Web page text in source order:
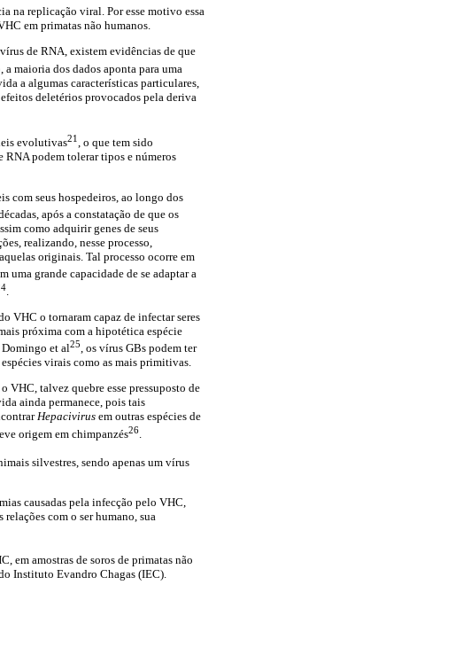
na replicação viral. Por esse motivo essa
em primatas não humanos.
de RNA, existem evidências de que
a maioria dos dados aponta para uma
a algumas características particulares,
deletérios provocados pela deriva
evolutivas21, o que tem sido
podem tolerar tipos e números
com seus hospedeiros, ao longo dos
após a constatação de que os
como adquirir genes de seus
realizando, nesse processo,
originais. Tal processo ocorre em
uma grande capacidade de se adaptar a
VHC o tornaram capaz de infectar seres
próxima com a hipotética espécie
Domingo et al25, os vírus GBs podem ter
virais como as mais primitivas.
VHC, talvez quebre esse pressuposto de
ainda permanece, pois tais
Hepacivirus em outras espécies de
origem em chimpanzés26
silvestres, sendo apenas um vírus
causadas pela infecção pelo VHC,
com o ser humano, sua
em amostras de soros de primatas não
Instituto Evandro Chagas (IEC).